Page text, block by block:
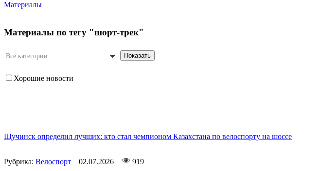
Материалы
Материалы по тегу "шорт-трек"
Все категории Показать
Хорошие новости
Щучинск определил лучших: кто стал чемпионом Казахстана по велоспорту на шоссе
Рубрика: Велоспорт 02.07.2026 919